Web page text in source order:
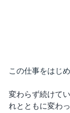
この仕事をはじ
変わらず続けて
れとともに変わ